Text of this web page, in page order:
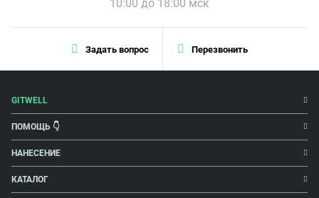
Задать вопрос Перезвонить
10:00 до 18:00 мск
GITWELL
ПОМОЩЬ 👇
НАНЕСЕНИЕ
КАТАЛОГ